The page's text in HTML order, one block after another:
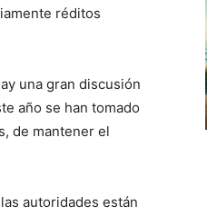
réditos
una gran discusión
año se han tomado
de mantener el
autoridades están